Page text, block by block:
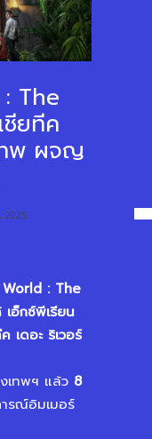
The
ชียทีค
ทพ ผจญ
2025
World : The
อ็กซ์พีเรียน
เดอะ ริเวอร์
เทพฯ แล้ว 8
รณ์อิมเมอร์